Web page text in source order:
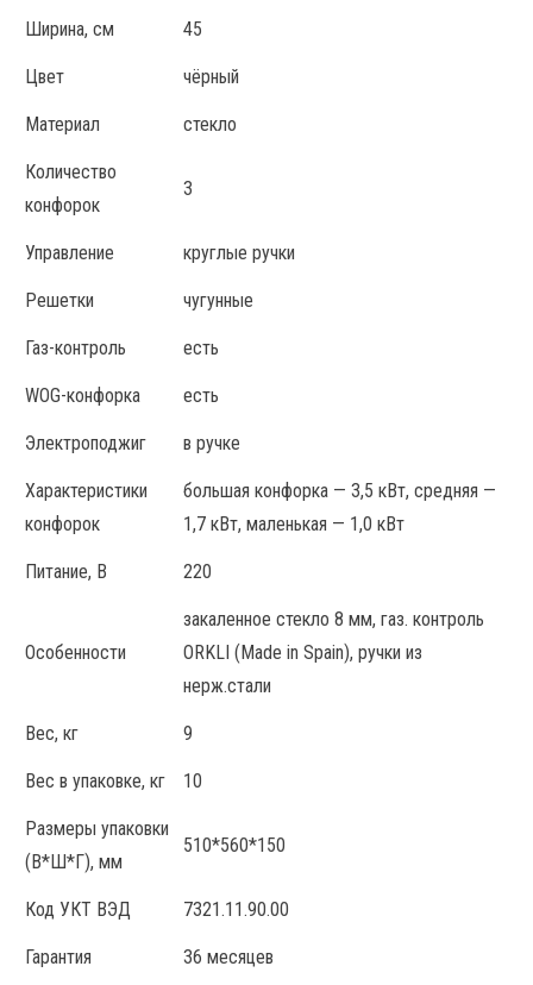
Ширина, см 45
Цвет чёрный
Материал стекло
Количество
конфорок
3
Управление круглые ручки
Решетки чугунные
Газ-контроль есть
WOG-конфорка есть
Электроподжиг в ручке
Характеристики
конфорок
большая конфорка — 3,5 кВт, средняя —
1,7 кВт, маленькая — 1,0 кВт
Питание, В 220
Особенности
закаленное стекло 8 мм, газ. контроль
ORKLI (Made in Spain), ручки из
нерж.стали
Вес, кг 9
Вес в упаковке, кг 10
Размеры упаковки
(В*Ш*Г), мм
510*560*150
Код УКТ ВЭД 7321.11.90.00
Гарантия 36 месяцев